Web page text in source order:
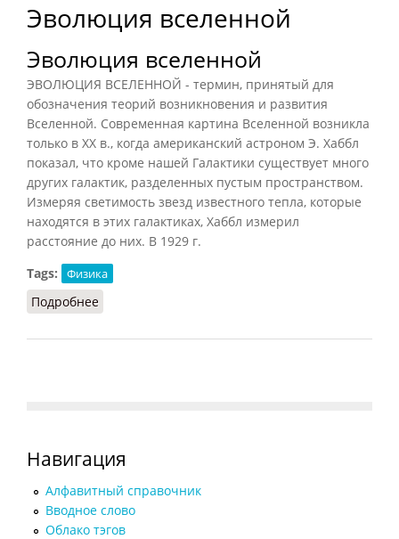
Эволюция вселенной
Эволюция вселенной
ЭВОЛЮЦИЯ ВСЕЛЕННОЙ - термин, принятый для
обозначения теорий возникновения и развития
Вселенной. Современная картина Вселенной возникла
только в XX в., когда американский астроном Э. Хаббл
показал, что кроме нашей Галактики существует много
других галактик, разделенных пустым пространством.
Измеряя светимость звезд известного тепла, которые
находятся в этих галактиках, Хаббл измерил
расстояние до них. В 1929 г.
Tags:
Физика
Подробнее
Навигация
Алфавитный справочник
Вводное слово
Облако тэгов